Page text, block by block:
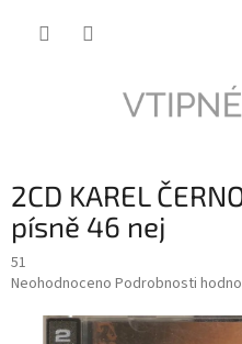
2CD KAREL
písně 46 nej
51
Průměrné
produktu
Neohodnoceno Podrobnosti